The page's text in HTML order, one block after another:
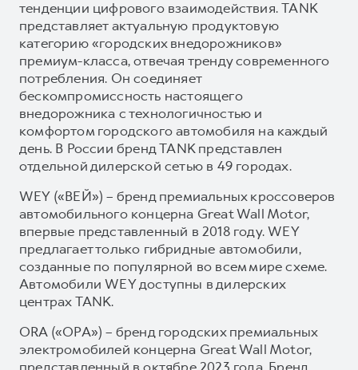
тенденции цифрового взаимодействия. TANK
представляет актуальную продуктовую
категорию «городских внедорожников»
премиум-класса, отвечая тренду современного
потребления. Он соединяет
бескомпромиссность настоящего
внедорожника с технологичностью и
комфортом городского автомобиля на каждый
день. В России бренд TANK представлен
отдельной дилерской сетью в 49 городах.
WEY («ВЕЙ») – бренд премиальных кроссоверов
автомобильного концерна Great Wall Motor,
впервые представленный в 2018 году. WEY
предлагает только гибридные автомобили,
созданные по популярной во всем мире схеме.
Автомобили WEY доступны в дилерских
центрах TANK.
ORA («ОРА») – бренд городских премиальных
электромобилей концерна Great Wall Motor,